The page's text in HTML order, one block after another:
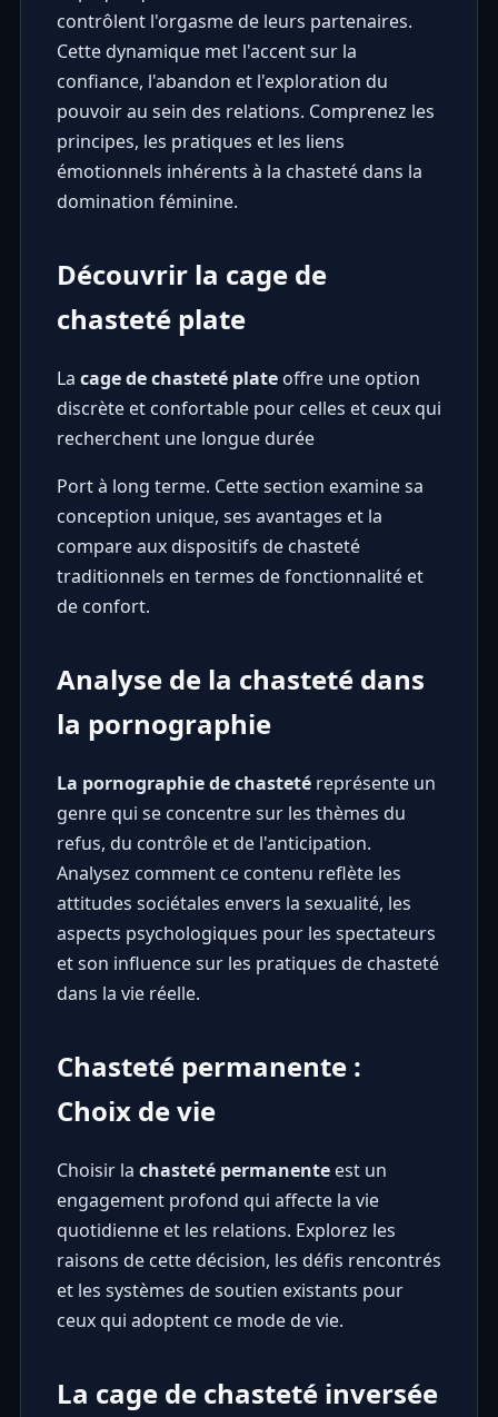
contrôlent l'orgasme de leurs partenaires.
Cette dynamique met l'accent sur la
confiance, l'abandon et l'exploration du
pouvoir au sein des relations. Comprenez les
principes, les pratiques et les liens
émotionnels inhérents à la chasteté dans la
domination féminine.
Découvrir la cage de
chasteté plate
La cage de chasteté plateoffre une option
discrète et confortable pour celles et ceux qui
recherchent une longue durée
Port à long terme. Cette section examine sa
conception unique, ses avantages et la
compare aux dispositifs de chasteté
traditionnels en termes de fonctionnalité et
de confort.
Analyse de la chasteté dans
la pornographie
La pornographie de chastetéreprésente un
genre qui se concentre sur les thèmes du
refus, du contrôle et de l'anticipation.
Analysez comment ce contenu reflète les
attitudes sociétales envers la sexualité, les
aspects psychologiques pour les spectateurs
et son influence sur les pratiques de chasteté
dans la vie réelle.
Chasteté permanente :
Choix de vie
Choisir la chasteté permanenteest un
engagement profond qui affecte la vie
quotidienne et les relations. Explorez les
raisons de cette décision, les défis rencontrés
et les systèmes de soutien existants pour
ceux qui adoptent ce mode de vie.
La cage de chasteté inversée